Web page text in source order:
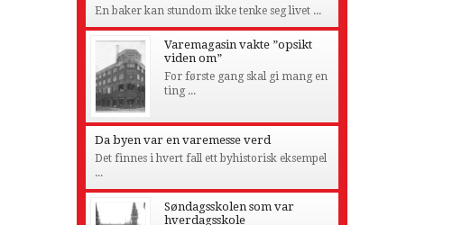
En baker kan stundom ikke tenke seg livet ...
Varemagasin vakte ”opsikt
viden om”
For første gang skal gi mang en
ting ...
Da byen var en varemesse verd
Det finnes i hvert fall ett byhistorisk eksempel
...
Søndagsskolen som var
hverdagsskole